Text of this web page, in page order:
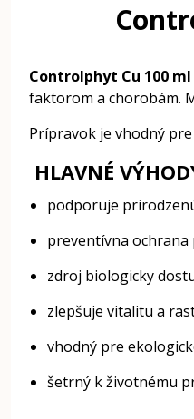
Controlphyt Cu 100 ml
faktorom a chorobám.
Prípravok je vhodný
HLAVNÉ
podporuje
preventívna
zdroj biologicky
zlepšuje vitalitu a
vhodný pre
šetrný k životnému